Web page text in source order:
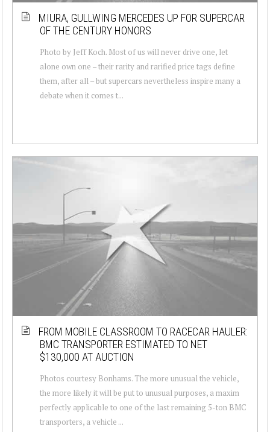
MIURA, GULLWING MERCEDES UP FOR SUPERCAR
OF THE CENTURY HONORS
Photo by Jeff Koch. Most of us will never drive one, let
alone own one – their rarity and rarified price tags define
them, after all – but supercars nevertheless inspire many a
debate when it comes t...
FROM MOBILE CLASSROOM TO RACECAR HAULER:
BMC TRANSPORTER ESTIMATED TO NET
$130,000 AT AUCTION
Photos courtesy Bonhams. The more unusual the vehicle,
the more likely it will be put to unusual purposes, a maxim
perfectly applicable to one of the last remaining 5-ton BMC
transporters, a vehicle ...